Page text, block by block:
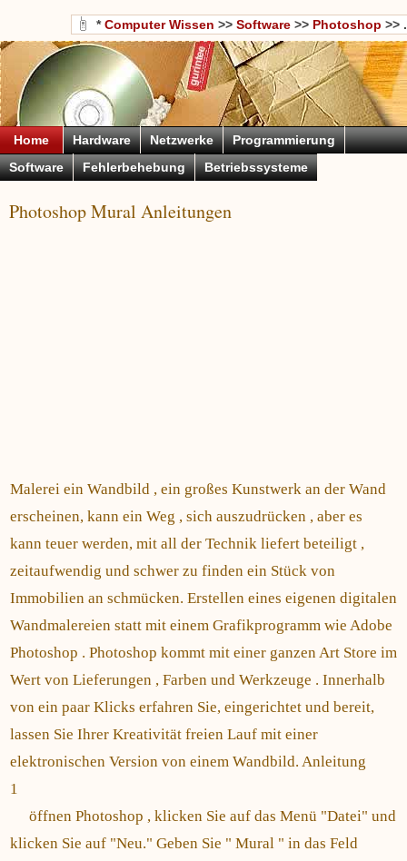
*Computer Wissen >> Software >> Photoshop >> .
Home Hardware Netzwerke
Programmierung
Software
Fehlerbehebung Betriebssysteme
Photoshop Mural Anleitungen
Malerei ein Wandbild , ein großes Kunstwerk an der Wand
erscheinen, kann ein Weg , sich auszudrücken , aber es
kann teuer werden, mit all der Technik liefert beteiligt ,
zeitaufwendig und schwer zu finden ein Stück von
Immobilien an schmücken. Erstellen eines eigenen digitalen
Wandmalereien statt mit einem Grafikprogramm wie Adobe
Photoshop . Photoshop kommt mit einer ganzen Art Store im
Wert von Lieferungen , Farben und Werkzeuge . Innerhalb
von ein paar Klicks erfahren Sie, eingerichtet und bereit,
lassen Sie Ihrer Kreativität freien Lauf mit einer
elektronischen Version von einem Wandbild. Anleitung
1
öffnen Photoshop , klicken Sie auf das Menü "Datei" und
klicken Sie auf "Neu." Geben Sie " Mural " in das Feld